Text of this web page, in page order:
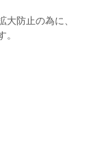
防止の為に、
。